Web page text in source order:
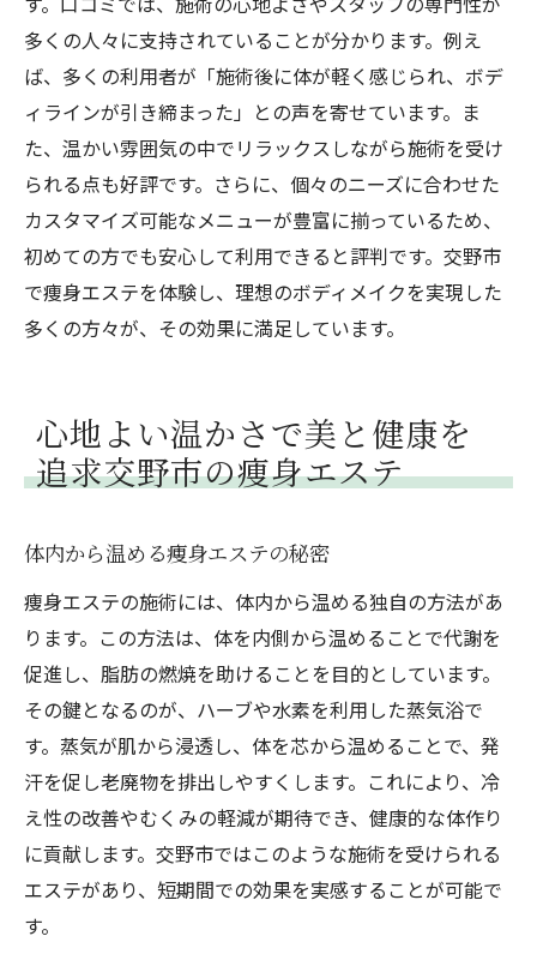
多くの人々に支持されていることが分かります。例え
ば、多くの利用者が「施術後に体が軽く感じられ、ボデ
ィラインが引き締まった」との声を寄せています。ま
た、温かい雰囲気の中でリラックスしながら施術を受け
られる点も好評です。さらに、個々のニーズに合わせた
カスタマイズ可能なメニューが豊富に揃っているため、
初めての方でも安心して利用できると評判です。交野市
で痩身エステを体験し、理想のボディメイクを実現した
多くの方々が、その効果に満足しています。
心地よい温かさで美と健康を
追求交野市の痩身エステ
体内から温める痩身エステの秘密
痩身エステの施術には、体内から温める独自の方法があ
ります。この方法は、体を内側から温めることで代謝を
促進し、脂肪の燃焼を助けることを目的としています。
その鍵となるのが、ハーブや水素を利用した蒸気浴で
す。蒸気が肌から浸透し、体を芯から温めることで、発
汗を促し老廃物を排出しやすくします。これにより、冷
え性の改善やむくみの軽減が期待でき、健康的な体作り
に貢献します。交野市ではこのような施術を受けられる
エステがあり、短期間での効果を実感することが可能で
す。